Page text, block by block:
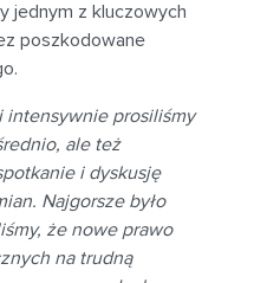
jednym z kluczowych
poszkodowane
intensywnie prosiliśmy
ale też
i dyskusję
Najgorsze było
że nowe prawo
na trudną